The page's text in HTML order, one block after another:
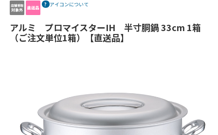
アイコンについて
アルミ プロマイスターIH 半寸胴鍋 33cm 1箱
（ご注文単位1箱）【直送品】